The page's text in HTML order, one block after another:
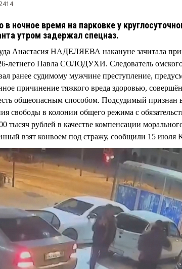
2414
ночное время на парковке у
утром задержал спецназ.
Анастасия НАДЕЛЯЕВА накануне зачитала
летнего Павла СОЛОДУХИ. Следователь омского
ранее судимому мужчине преступление,
причинение тяжкого вреда здоровью,
общеопасным способом. Подсудимый признан
свободы в колонии общего режима с
тысяч рублей в качестве компенсации
взят конвоем под стражу, сообщили 15 июля